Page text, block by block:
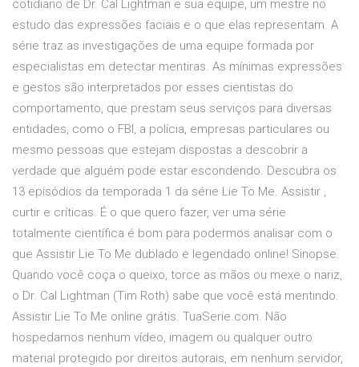
cotidiano de Dr. Cal Lightman e sua equipe, um mestre no
estudo das expressões faciais e o que elas representam. A
série traz as investigações de uma equipe formada por
especialistas em detectar mentiras. As mínimas expressões
e gestos são interpretados por esses cientistas do
comportamento, que prestam seus serviços para diversas
entidades, como o FBI, a polícia, empresas particulares ou
mesmo pessoas que estejam dispostas a descobrir a
verdade que alguém pode estar escondendo. Descubra os
13 episódios da temporada 1 da série Lie To Me. Assistir ,
curtir e críticas. É o que quero fazer, ver uma série
totalmente científica é bom para podermos analisar com o
que Assistir Lie To Me dublado e legendado online! Sinopse.
Quando você coça o queixo, torce as mãos ou mexe o nariz,
o Dr. Cal Lightman (Tim Roth) sabe que você está mentindo.
Assistir Lie To Me online grátis. TuaSerie.com. Não
hospedamos nenhum vídeo, imagem ou qualquer outro
material protegido por direitos autorais, em nenhum servidor,